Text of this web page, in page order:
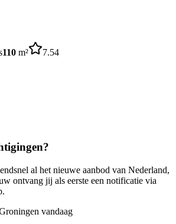
110 m² 7.54
al het nieuwe aanbod van Nederland,
ontvang jij als eerste een notificatie via
vandaag